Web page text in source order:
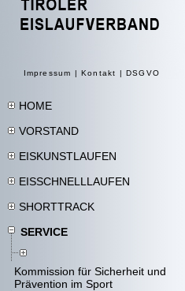
Impressum | Kontakt | DSGVO
HOME
VORSTAND
EISKUNSTLAUFEN
EISSCHNELLLAUFEN
SHORTTRACK
SERVICE
Kommission für Sicherheit und
Prävention im Sport